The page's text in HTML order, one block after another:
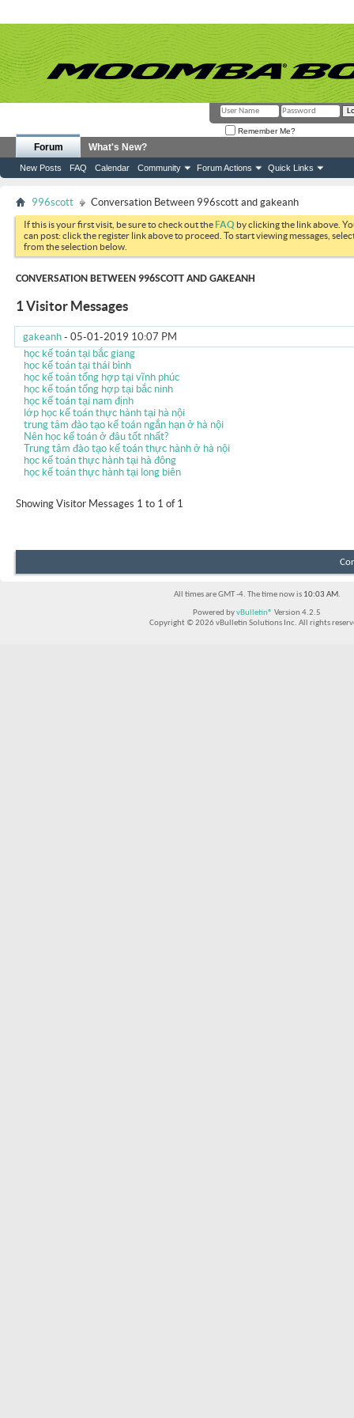
Remember Me?
Forum
New Posts FAQ Calendar Community Forum Actions Quick Links
What's New?
996scott Conversation Between 996scott and gakeanh
If this is your first visit, be sure to check out theFAQ by clicking the link above.
can post: click the register link above to proceed. To start viewing messages,
from the selection below.
CONVERSATION BETWEEN 996SCOTT AND GAKEANH
1 Visitor Messages
gakeanh - 05-01-2019 10:07 PM
học kế toán tại bắc giang
học kế toán tại thái bình
học kế toán tổng hợp tại vĩnh phúc
học kế toán tổng hợp tại bắc ninh
học kế toán tại nam định
lớp học kế toán thực hành tại hà nội
trung tâm đào tạo kế toán ngắn hạn ở hà nội
Nên học kế toán ở đâu tốt nhất?
Trung tâm đào tạo kế toán thực hành ở hà nội
học kế toán thực hành tại hà đông
học kế toán thực hành tại long biên
Showing Visitor Messages 1 to 1 of 1
All times are GMT -4. The time now is 10:03 AM.
Powered byvBulletin® Version 4.2.5
Copyright © 2026 vBulletin Solutions Inc. All rights